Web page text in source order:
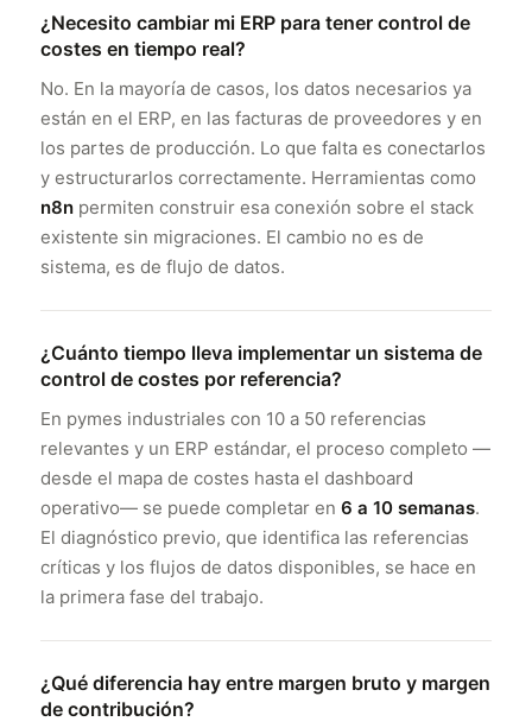
¿Necesito cambiar mi ERP para tener control de
costes en tiempo real?
No. En la mayoría de casos, los datos necesarios ya
están en el ERP, en las facturas de proveedores y en
los partes de producción. Lo que falta es conectarlos
y estructurarlos correctamente. Herramientas como
n8n permiten construir esa conexión sobre el stack
existente sin migraciones. El cambio no es de
sistema, es de flujo de datos.
¿Cuánto tiempo lleva implementar un sistema de
control de costes por referencia?
En pymes industriales con 10 a 50 referencias
relevantes y un ERP estándar, el proceso completo —
desde el mapa de costes hasta el dashboard
operativo— se puede completar en 6 a 10 semanas.
El diagnóstico previo, que identifica las referencias
críticas y los flujos de datos disponibles, se hace en
la primera fase del trabajo.
¿Qué diferencia hay entre margen bruto y margen
de contribución?